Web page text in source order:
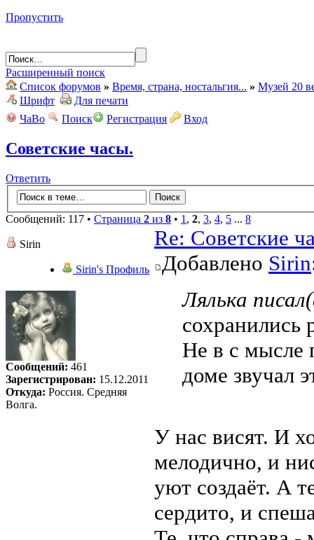
Пропустить
Расширенный поиск
Список форумов » Время, страна, ностальгия... » Музей 20
Шрифт
Для печати
ЧаВо
Поиск Регистрация Вход
Советские часы.
Ответить
Сообщений: 117 • Страница 2 из 8 • 1, 2, 3, 4, 5 ... 8
Sirin
Sirin's Профиль
Сообщений: 461
Зарегистрирован: 15.12.2011
Откуда: Россия. Средняя
Волга.
Re: Советские
Добавлено Sirin
Лялька
сохранились
Не в с мысле
доме звучал
У нас висят. И
мелодично, и
уют создаёт. А
сердито, и